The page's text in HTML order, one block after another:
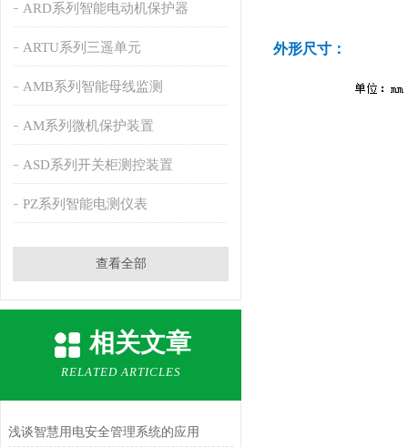
ARD系列智能电动机保护器
ARTU系列三遥单元
AMB系列智能母线监测
AM系列微机保护装置
ASD系列开关柜测控装置
PZ系列智能电测仪表
查看全部
相关文章
RELATED ARTICLES
浅谈智慧用电安全管理系统的应用
外形尺寸：